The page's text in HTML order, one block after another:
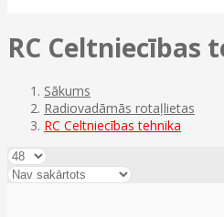
RC Celtniecības
Sākums
Radiovadāmās rotaļlietas
RC Celtniecības tehnika